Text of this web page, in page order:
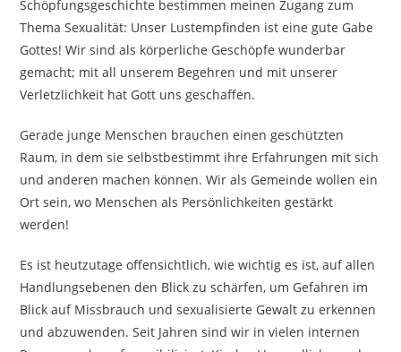
Schöpfungsgeschichte bestimmen meinen Zugang zum
Thema Sexualität: Unser Lustempfinden ist eine gute Gabe
Gottes! Wir sind als körperliche Geschöpfe wunderbar
gemacht; mit all unserem Begehren und mit unserer
Verletzlichkeit hat Gott uns geschaffen.
Gerade junge Menschen brauchen einen geschützten
Raum, in dem sie selbstbestimmt ihre Erfahrungen mit sich
und anderen machen können. Wir als Gemeinde wollen ein
Ort sein, wo Menschen als Persönlichkeiten gestärkt
werden!
Es ist heutzutage offensichtlich, wie wichtig es ist, auf allen
Handlungsebenen den Blick zu schärfen, um Gefahren im
Blick auf Missbrauch und sexualisierte Gewalt zu erkennen
und abzuwenden. Seit Jahren sind wir in vielen internen